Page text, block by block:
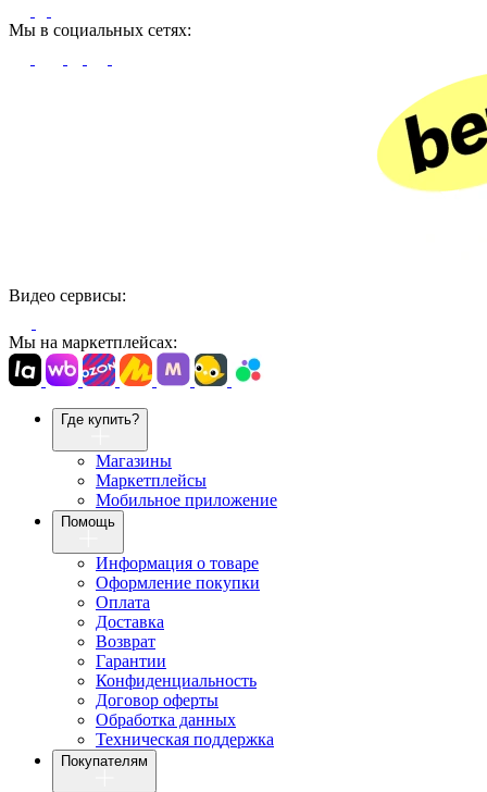
Мы в социальных сетях:
Видео сервисы:
Мы на маркетплейсах:
Где купить?
Магазины
Маркетплейсы
Мобильное приложение
Помощь
Информация о товаре
Оформление покупки
Оплата
Доставка
Возврат
Гарантии
Конфиденциальность
Договор оферты
Обработка данных
Техническая поддержка
Покупателям